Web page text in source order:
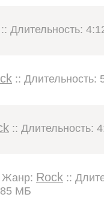
:: Длительность:
:: Длительность:
:: Длительность:
Жанр: Rock ::
МБ